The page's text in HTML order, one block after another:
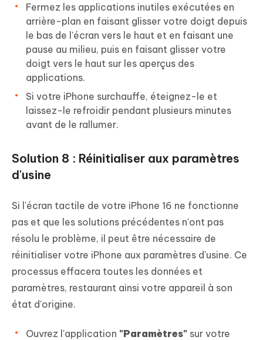
Fermez les applications inutiles exécutées en
arrière-plan en faisant glisser votre doigt depuis
le bas de l'écran vers le haut et en faisant une
pause au milieu, puis en faisant glisser votre
doigt vers le haut sur les aperçus des
applications.
Si votre iPhone surchauffe, éteignez-le et
laissez-le refroidir pendant plusieurs minutes
avant de le rallumer.
Solution 8 : Réinitialiser aux paramètres
d'usine
Si l'écran tactile de votre iPhone 16 ne fonctionne
pas et que les solutions précédentes n'ont pas
résolu le problème, il peut être nécessaire de
réinitialiser votre iPhone aux paramètres d'usine. Ce
processus effacera toutes les données et
paramètres, restaurant ainsi votre appareil à son
état d'origine.
Ouvrez l'application "Paramètres" sur votre